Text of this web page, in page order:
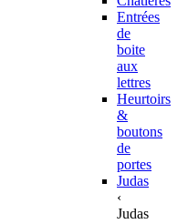
Entrées
de
boite
aux
lettres
Heurtoirs
&
boutons
de
portes
Judas
‹
Judas